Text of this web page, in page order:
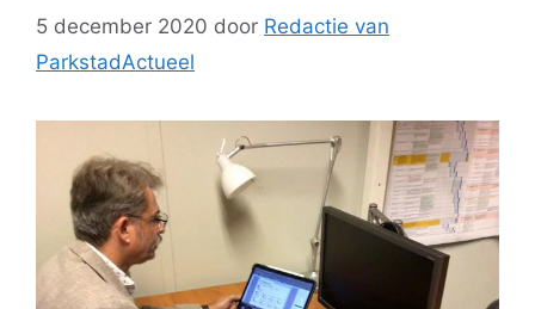
5 december 2020 door Redactie van
ParkstadActueel